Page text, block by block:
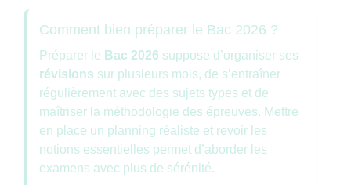
Comment bien préparer le Bac 2026 ?
Préparer le Bac 2026 suppose d’organiser ses
révisions sur plusieurs mois, de s’entraîner
régulièrement avec des sujets types et de
maîtriser la méthodologie des épreuves. Mettre
en place un planning réaliste et revoir les
notions essentielles permet d’aborder les
examens avec plus de sérénité.